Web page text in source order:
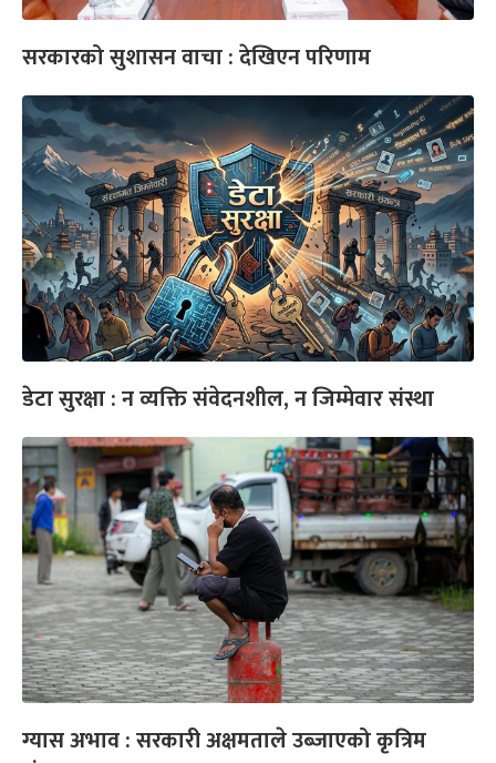
सरकारको सुशासन वाचा : देखिएन परिणाम
डेटा सुरक्षा : न व्यक्ति संवेदनशील, न जिम्मेवार संस्था
ग्यास अभाव : सरकारी अक्षमताले उब्जाएको कृत्रिम